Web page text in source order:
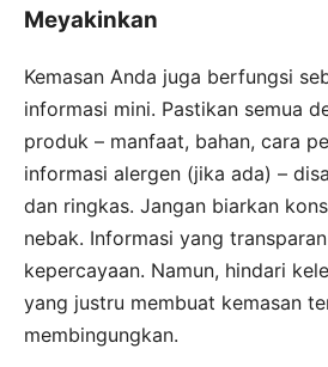
Meyakinkan
Kemasan Anda juga berfungsi
informasi mini. Pastikan semua
produk – manfaat, bahan, cara
informasi alergen (jika ada) –
dan ringkas. Jangan biarkan
nebak. Informasi yang
kepercayaan. Namun, hindari
yang justru membuat kemasan
membingungkan.